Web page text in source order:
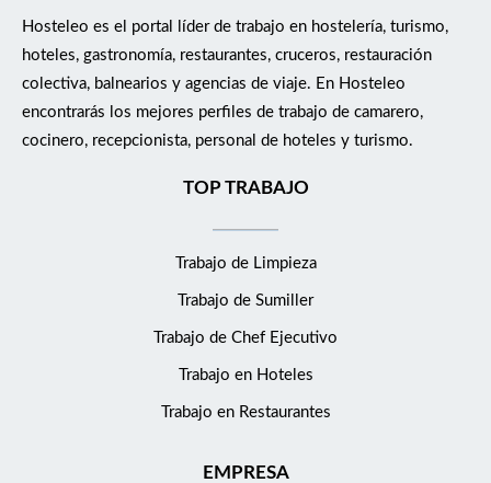
Hosteleo es el portal líder de trabajo en hostelería, turismo,
hoteles, gastronomía, restaurantes, cruceros, restauración
colectiva, balnearios y agencias de viaje. En Hosteleo
encontrarás los mejores perfiles de trabajo de camarero,
cocinero, recepcionista, personal de hoteles y turismo.
TOP TRABAJO
Trabajo de Limpieza
Trabajo de Sumiller
Trabajo de Chef Ejecutivo
Trabajo en Hoteles
Trabajo en Restaurantes
EMPRESA